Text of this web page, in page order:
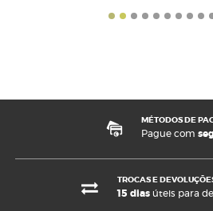
MÉTODOS DE
Pague com
TROCAS E
15 diasúteis para